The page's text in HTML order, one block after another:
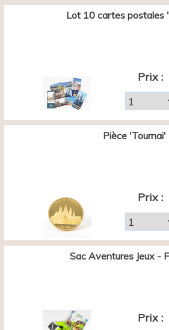
Lot 10 cartes postales
Prix :
Pièce 'Tournai'
Prix :
Sac Aventures Jeux -
Prix :